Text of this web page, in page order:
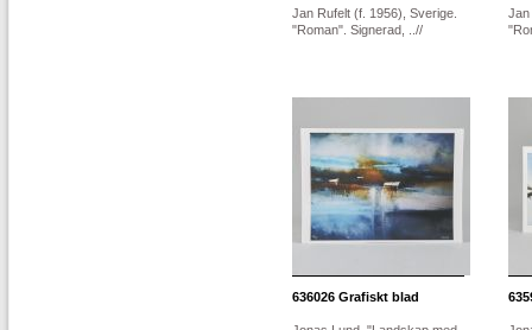
Jan Rufelt (f. 1956), Sverige.
"Roman". Signerad, ..//
Jan
636026 Grafiskt blad